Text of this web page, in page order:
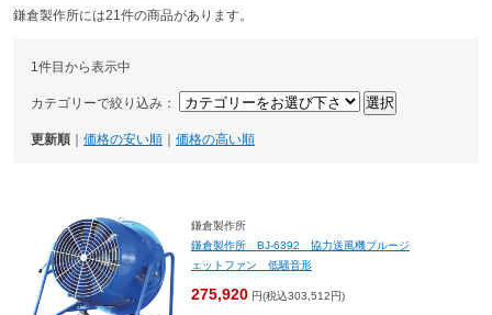
鎌倉製作所には21件の商品があります。
1件目から表示中
カテゴリーで絞り込み：
更新順 価格の安い順 価格の高い順
鎌倉製作所
鎌倉製作所 BJ-6392 協力送風機ブルージ
ェットファン 低騒音形
275,920 円(税込303,512円)